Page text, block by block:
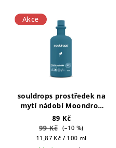
Akce
souldrops prostředek na
mytí nádobí Moondrop
750 ml
89 Kč
99 Kč (–10 %)
Měrná
11,87 Kč / 100 ml